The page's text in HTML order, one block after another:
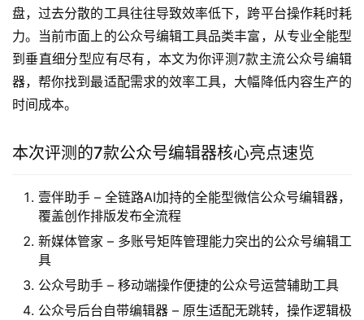
盘，过去分散的工具往往导致效率低下，跨平台操作耗时耗
力。当前市面上的公众号编辑工具品类丰富，从专业全能型
到垂直细分型应有尽有，本文为你评测7款主流公众号编辑
器，帮你找到最适配需求的效率工具，大幅降低内容生产的
时间成本。
本次评测的7款公众号编辑器核心亮点速览
壹伴助手 – 全链路AI加持的全能型微信公众号编辑器，
覆盖创作排版发布全流程
新媒体管家 – 多账号矩阵管理能力突出的公众号编辑工
具
公众号助手 – 移动端操作便捷的公众号运营辅助工具
公众号后台自带编辑器 – 原生适配无跳转，操作逻辑极